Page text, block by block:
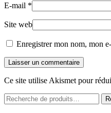
E-mail *
Site web
Enregistrer mon nom, mon
Laisser un commentaire
Ce site utilise Akismet pour
Recherche
pour :